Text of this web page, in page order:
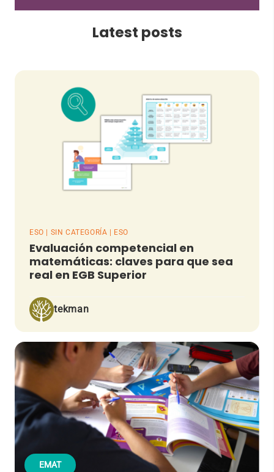
Latest posts
ESO | SIN CATEGORÍA | ESO
Evaluación competencial en
matemáticas: claves para que sea
real en EGB Superior
tekman
EMAT